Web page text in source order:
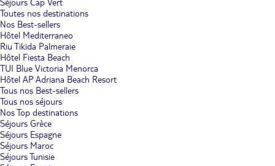
Séjours Cap Vert
Toutes nos destinations
Nos Best-sellers
Hôtel Mediterraneo
Riu Tikida Palmeraie
Hôtel Fiesta Beach
TUI Blue Victoria Menorca
Hôtel AP Adriana Beach Resort
Tous nos Best-sellers
Tous nos séjours
Nos Top destinations
Séjours Grèce
Séjours Espagne
Séjours Maroc
Séjours Tunisie